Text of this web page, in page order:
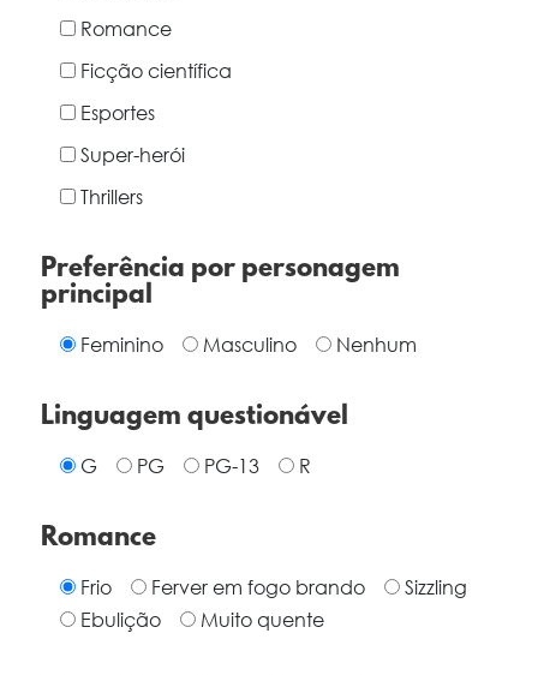
Romance
Ficção científica
Esportes
Super-herói
Thrillers
Preferência por personagem
principal
Feminino Masculino Nenhum
Linguagem questionável
G PG PG-13 R
Romance
Frio Ferver em fogo brando
Sizzling
Ebulição
Muito quente